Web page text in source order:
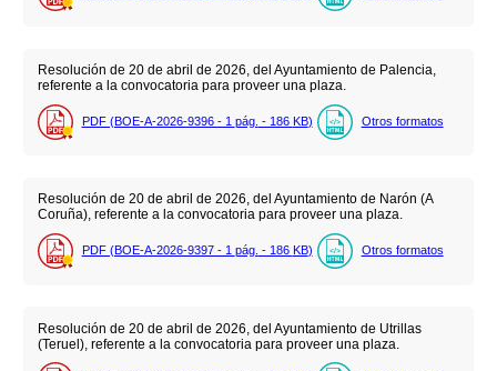
Resolución de 20 de abril de 2026, del Ayuntamiento de Palencia,
referente a la convocatoria para proveer una plaza.
PDF (BOE-A-2026-9396 - 1 pág. - 186 KB) Otros formatos
Resolución de 20 de abril de 2026, del Ayuntamiento de Narón (A
Coruña), referente a la convocatoria para proveer una plaza.
PDF (BOE-A-2026-9397 - 1 pág. - 186 KB) Otros formatos
Resolución de 20 de abril de 2026, del Ayuntamiento de Utrillas
(Teruel), referente a la convocatoria para proveer una plaza.